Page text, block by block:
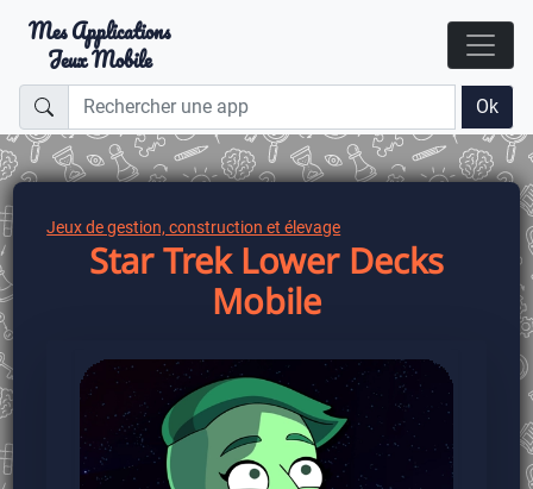
Mes Applications
Jeux Mobile
Ok
Jeux de gestion, construction et élevage
Star Trek Lower Decks
Mobile